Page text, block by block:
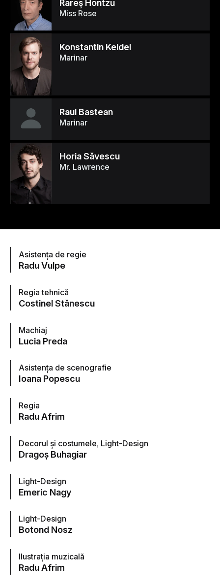
Rareş Hontzu
Miss Rose
Konstantin Keidel
Marinar
Raul Bastean
Marinar
Horia Săvescu
Mr. Lawrence
Asistenţa de regie
Radu Vulpe
Regia tehnică
Costinel Stănescu
Machiaj
Lucia Preda
Asistenţa de scenografie
Ioana Popescu
Regia
Radu Afrim
Decorul şi costumele, Light-Design
Dragoș Buhagiar
Light-Design
Emeric Nagy
Light-Design
Botond Nosz
Ilustraţia muzicală
Radu Afrim